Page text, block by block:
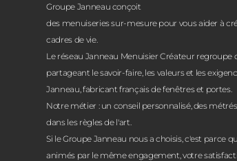
Groupe Janneau conçoit
des menuiseries sur-mesure pour vous aider à
cadres de vie.
Le réseau Janneau Menuisier Créateur regroupe
partageant le savoir-faire, les valeurs et les
Janneau, fabricant français de fenêtres et portes.
Notre métier : un conseil personnalisé, des
dans les règles de l'art.
Si le Groupe Janneau nous a choisis, c'est parce
animés par le même engagement, votre